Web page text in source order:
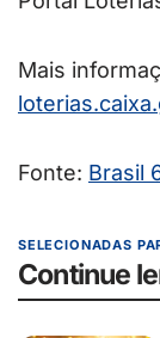
Mais
Fonte: Brasil
SELECIONADAS
Continue